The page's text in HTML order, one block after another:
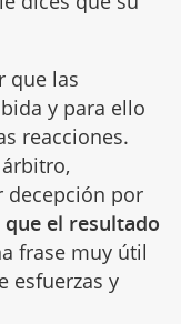
que las
y para ello
reacciones.
decepción por
el resultado
frase muy útil
esfuerzas y